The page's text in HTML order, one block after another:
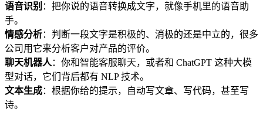
语音识别 ：把你说的语音转换成文字，就像手机里的语音助
手。
情感分析：判断一段文字是积极的、消极的还是中立的，很多
公司用它来分析客户对产品的评价。
聊天机器人 ：你和智能客服聊天，或者和 ChatGPT 这种大模
型对话，它们背后都有 NLP 技术。
文本生成：根据你给的提示，自动写文章、写代码，甚至写
诗。